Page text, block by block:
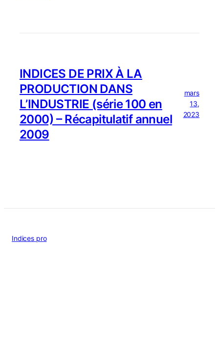
INDICES DE PRIX À LA
PRODUCTION DANS
L’INDUSTRIE (série 100 en
2000) – Récapitulatif annuel
2009
mars
13,
2023
Indices pro